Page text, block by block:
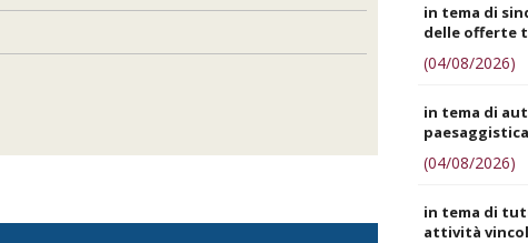
in tema di
delle offerte
(04/08/2026)
in tema di
paesaggistica
(04/08/2026)
in tema di
attività